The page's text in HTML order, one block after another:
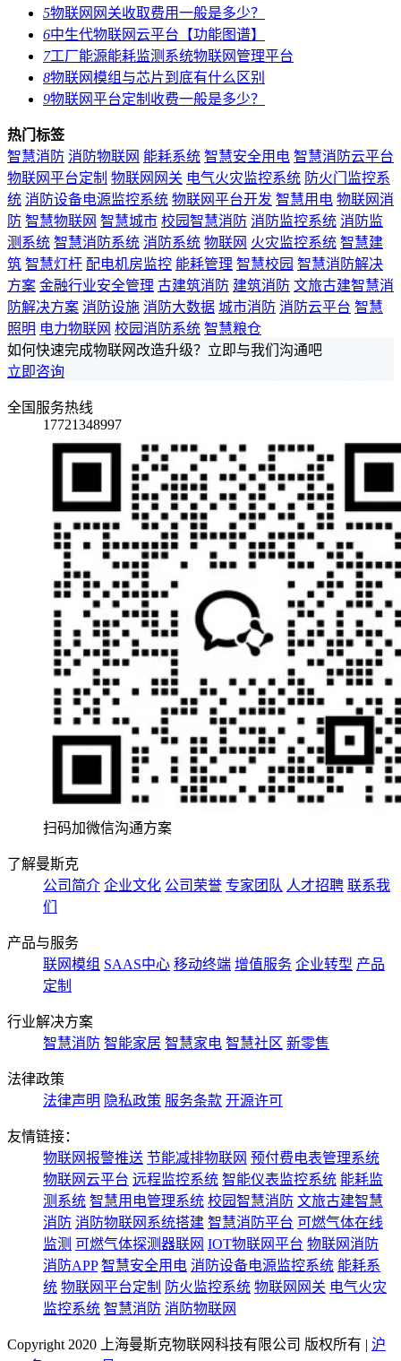
5物联网网关收取费用一般是多少？
6中生代物联网云平台【功能图谱】
7工厂能源能耗监测系统物联网管理平台
8物联网模组与芯片到底有什么区别
9物联网平台定制收费一般是多少？
热门标签
智慧消防 消防物联网 能耗系统 智慧安全用电 智慧消防云平台
物联网平台定制 物联网网关 电气火灾监控系统 防火门监控系
统 消防设备电源监控系统 物联网平台开发 智慧用电 物联网消
防 智慧物联网 智慧城市 校园智慧消防 消防监控系统 消防监
测系统 智慧消防系统 消防系统 物联网 火灾监控系统 智慧建
筑 智慧灯杆 配电机房监控 能耗管理 智慧校园 智慧消防解决
方案 金融行业安全管理 古建筑消防 建筑消防 文旅古建智慧消
防解决方案 消防设施 消防大数据 城市消防 消防云平台 智慧
照明 电力物联网 校园消防系统 智慧粮仓
如何快速完成物联网改造升级？立即与我们沟通吧
立即咨询
全国服务热线
17721348997
扫码加微信沟通方案
了解曼斯克
公司简介 企业文化 公司荣誉 专家团队 人才招聘 联系我
们
产品与服务
联网模组 SAAS中心 移动终端 增值服务 企业转型 产品
定制
行业解决方案
智慧消防 智能家居 智慧家电 智慧社区 新零售
法律政策
法律声明 隐私政策 服务条款 开源许可
友情链接：
物联网报警推送 节能减排物联网 预付费电表管理系统
物联网云平台 远程监控系统 智能仪表监控系统 能耗监
测系统 智慧用电管理系统 校园智慧消防 文旅古建智慧
消防 消防物联网系统搭建 智慧消防平台 可燃气体在线
监测 可燃气体探测器联网 IOT物联网平台 物联网消防
消防APP 智慧安全用电 消防设备电源监控系统 能耗系
统 物联网平台定制 防火监控系统 物联网网关 电气火灾
监控系统 智慧消防 消防物联网
Copyright 2020 上海曼斯克物联网科技有限公司 版权所有 | 沪